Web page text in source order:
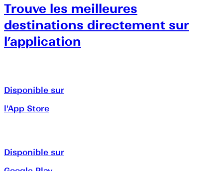
Trouve les meilleures
destinations directement sur
l’application
Disponible sur
l'App Store
Disponible sur